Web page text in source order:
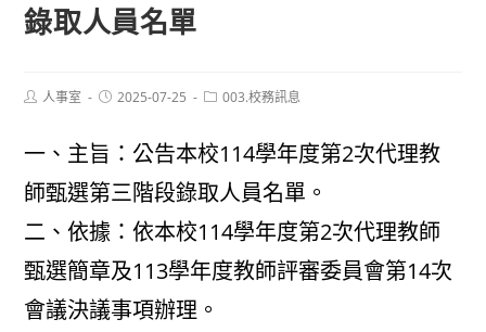
錄取人員名單
Post人事室
Post2025-07-25
Post003.校務訊息
一、主旨：公告本校114學年度第2次代理教
師甄選第三階段錄取人員名單。
二、依據：依本校114學年度第2次代理教師
甄選簡章及113學年度教師評審委員會第14次
會議決議事項辦理。